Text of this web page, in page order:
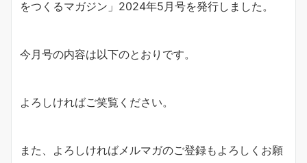
をつくるマガジン」2024年5月号を発行しました。
今月号の内容は以下のとおりです。
よろしければご笑覧ください。
また、よろしければメルマガのご登録もよろしくお願